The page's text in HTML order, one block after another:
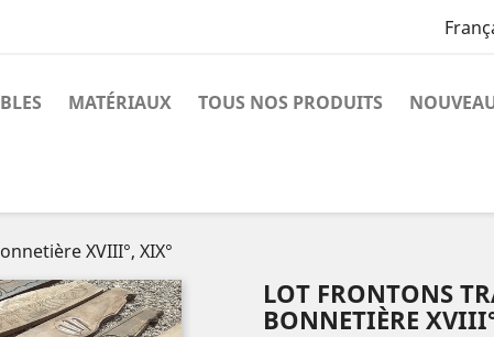
MATÉRIAUX TOUS NOS PRODUITS
XVIII°, XIX°
LOT FRONTONS
BONNETIÈRE